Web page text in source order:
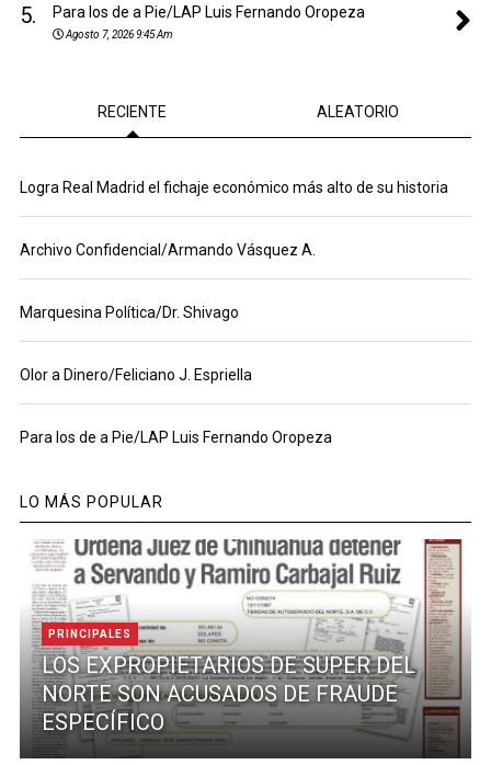
5. Para los de a Pie/LAP Luis Fernando Oropeza
Agosto 7, 2026 9:45 Am
RECIENTE ALEATORIO
Logra Real Madrid el fichaje económico más alto de su historia
Archivo Confidencial/Armando Vásquez A.
Marquesina Política/Dr. Shivago
Olor a Dinero/Feliciano J. Espriella
Para los de a Pie/LAP Luis Fernando Oropeza
LO MÁS POPULAR
PRINCIPALES
LOS EXPROPIETARIOS DE SUPER DEL
NORTE SON ACUSADOS DE FRAUDE
ESPECÍFICO